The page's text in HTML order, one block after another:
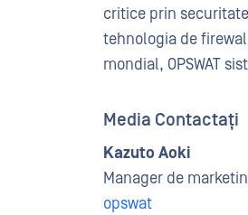
critice prin
tehnologia de
mondial, OPSWAT
Media Contactați
Kazuto Aoki
Manager de
opswat